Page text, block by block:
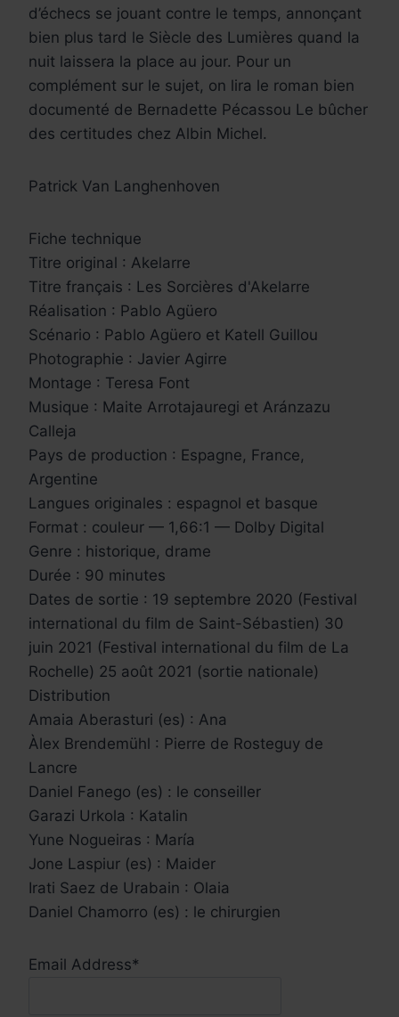
d’échecs se jouant contre le temps, annonçant
bien plus tard le Siècle des Lumières quand la
nuit laissera la place au jour. Pour un
complément sur le sujet, on lira le roman bien
documenté de Bernadette Pécassou Le bûcher
des certitudes chez Albin Michel.
Patrick Van Langhenhoven
Fiche technique
Titre original : Akelarre
Titre français : Les Sorcières d'Akelarre
Réalisation : Pablo Agüero
Scénario : Pablo Agüero et Katell Guillou
Photographie : Javier Agirre
Montage : Teresa Font
Musique : Maite Arrotajauregi et Aránzazu
Calleja
Pays de production : Espagne, France,
Argentine
Langues originales : espagnol et basque
Format : couleur — 1,66:1 — Dolby Digital
Genre : historique, drame
Durée : 90 minutes
Dates de sortie : 19 septembre 2020 (Festival
international du film de Saint-Sébastien) 30
juin 2021 (Festival international du film de La
Rochelle) 25 août 2021 (sortie nationale)
Distribution
Amaia Aberasturi (es) : Ana
Àlex Brendemühl : Pierre de Rosteguy de
Lancre
Daniel Fanego (es) : le conseiller
Garazi Urkola : Katalin
Yune Nogueiras : María
Jone Laspiur (es) : Maider
Irati Saez de Urabain : Olaia
Daniel Chamorro (es) : le chirurgien
Email Address*